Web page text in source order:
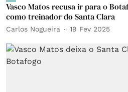
Vasco Matos recusa ir para o
como treinador do Santa Clara
Carlos Nogueira 19 Fev 2025